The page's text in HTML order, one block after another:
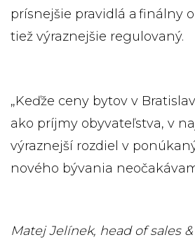
prísnejšie pravidlá a finálny
tiež výraznejšie regulovaný.
„Keďže ceny bytov v
ako príjmy obyvateľstva, v
výraznejší rozdiel v
nového bývania
Matej Jelínek, head of sales